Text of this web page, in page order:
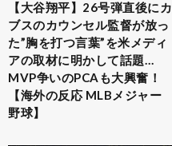
【大谷翔平】26号弾直後にカ
ブスのカウンセル監督が放っ
た”胸を打つ言葉”を米メディ
アの取材に明かして話題…
MVP争いのPCAも大興奮！
【海外の反応 MLBメジャー
野球】